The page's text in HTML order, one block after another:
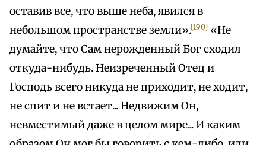
оставив все, что выше неба, явился в
небольшом пространстве земли».[190] «Не
думайте, что Сам нерожденный Бог сходил
откуда-нибудь. Неизреченный Отец и
Господь всего никуда не приходит, не ходит,
не спит и не встает... Недвижим Он,
невместимый даже в целом мире... И каким